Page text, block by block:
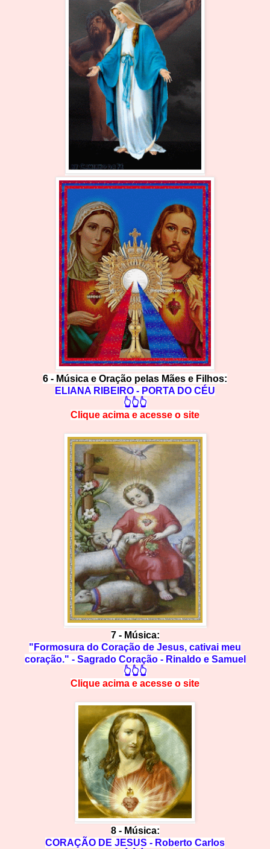
6 - Música e Oração pelas Mães e Filhos:
ELIANA RIBEIRO - PORTA DO CÉU
👆👆👆
Clique acima e acesse o site
7 - Música:
"Formosura do Coração de Jesus, cativai meu
coração." - Sagrado Coração - Rinaldo e Samuel
👆👆👆
Clique acima e acesse o site
8 - Música:
CORAÇÃO DE JESUS - Roberto Carlos